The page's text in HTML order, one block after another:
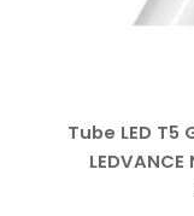
Tube LED T5